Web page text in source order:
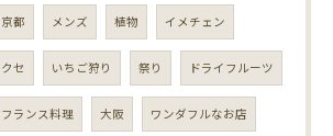
京都 メンズ 植物 イメチェン
クセ いちご狩り 祭り ドライフルーツ
フランス料理 大阪 ワンダフルなお店